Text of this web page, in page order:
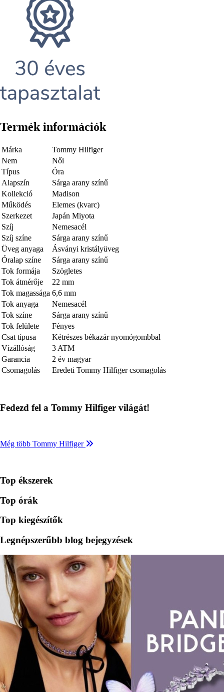
Termék információk
Márka
Tommy Hilfiger
Nem
Női
Típus
Óra
Alapszín
Sárga arany színű
Kollekció
Madison
Működés
Elemes (kvarc)
Szerkezet
Japán Miyota
Szíj
Nemesacél
Szíj színe
Sárga arany színű
Üveg anyaga
Ásványi kristályüveg
Óralap színe
Sárga arany színű
Tok formája
Szögletes
Tok átmérője
22 mm
Tok magassága 6,6 mm
Tok anyaga
Nemesacél
Tok színe
Sárga arany színű
Tok felülete
Fényes
Csat típusa
Kétrészes békazár nyomógombbal
Vízállóság
3 ATM
Garancia
2 év magyar
Csomagolás
Eredeti Tommy Hilfiger csomagolás
Fedezd fel a Tommy Hilfiger világát!
Még több Tommy Hilfiger
Top ékszerek
Top órák
Top kiegészítők
Legnépszerűbb blog bejegyzések